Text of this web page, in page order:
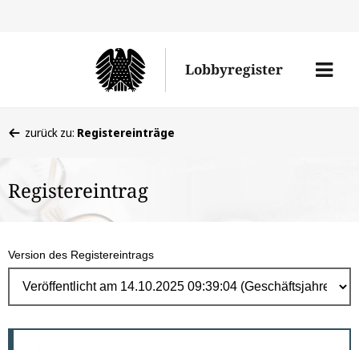
Lobbyregister
Menü
befinden
hier:
zurück zu: Registereinträge
Registereintrag
Version des Registereintrags